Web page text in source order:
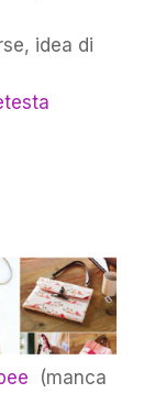
idea di
(manca